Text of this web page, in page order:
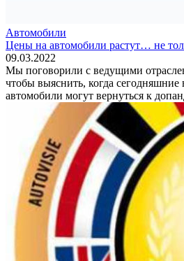
Автомобили
Цены на автомобили растут… не
09.03.2022
Мы поговорили с ведущими
чтобы выяснить, когда
автомобили могут вернуться к